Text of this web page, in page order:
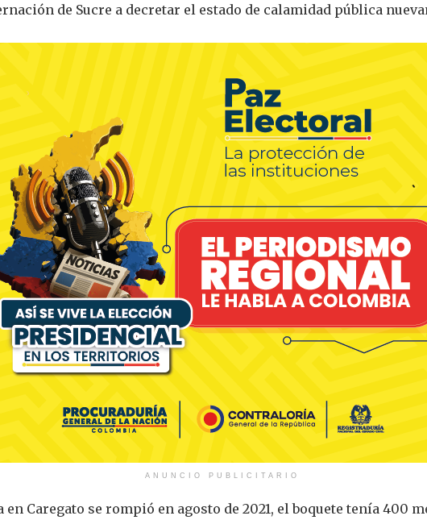
de Sucre a decretar el estado de calamidad pública
ANUNCIO PUBLICITARIO
Caregato se rompió en agosto de 2021, el boquete tenía 400